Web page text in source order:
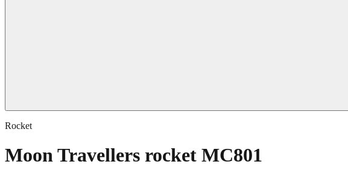
Rocket
Moon Travellers rocket MC801